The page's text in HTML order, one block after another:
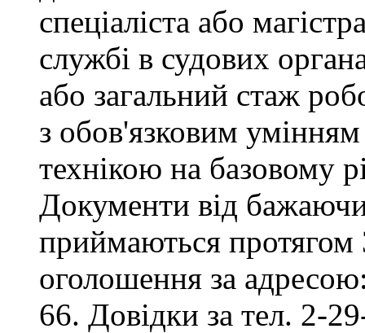
спеціаліста або
службі в судових
або загальний стаж
з обов'язковим
технікою на базовому
Документи від
приймаються протягом
оголошення за
66. Довідки за тел. 2-